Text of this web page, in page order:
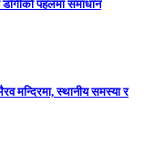
पहलमा समाधान
मन्दिरमा, स्थानीय समस्या र